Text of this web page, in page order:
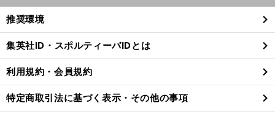
閉
る
推奨環境
集英社ID・スポルティーバIDとは
利用規約・会員規約
特定商取引法に基づく表示・その他の事項